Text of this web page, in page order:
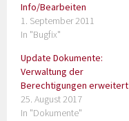
Info/Bearbeiten
1. September 2011
In "Bugfix"
Update Dokumente:
Verwaltung der
Berechtigungen erweitert
25. August 2017
In "Dokumente"